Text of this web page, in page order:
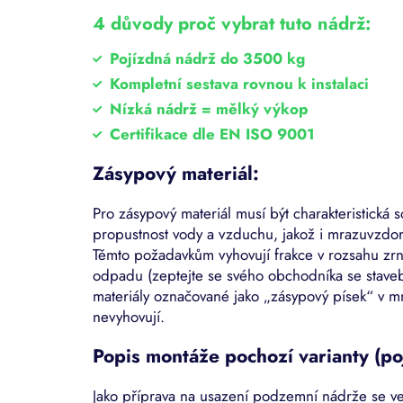
4 důvody proč vybrat tuto nádrž:
Pojízdná nádrž do 3500 kg
Kompletní sestava rovnou k instalaci
Nízká nádrž = mělký výkop
Certifikace dle EN ISO 9001
Zásypový materiál:
Pro zásypový materiál musí být
propustnost vody a vzduchu, jakož i
Těmto požadavkům vyhovují frakce v rozsahu
odpadu (zeptejte se svého obchodníka se
materiály označované jako „zásypový písek“ v
nevyhovují.
Popis montáže pochozí varianty
Jako příprava na usazení podzemní nádrže se